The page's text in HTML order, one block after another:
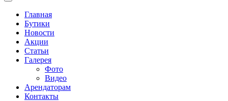
Главная
Бутики
Новости
Акции
Статьи
Галерея
Фото
Видео
Арендаторам
Контакты